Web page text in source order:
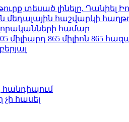
տեսած լինելը. Դանիել
հաշվարկի
համար
865 միլիոն 865
հասել